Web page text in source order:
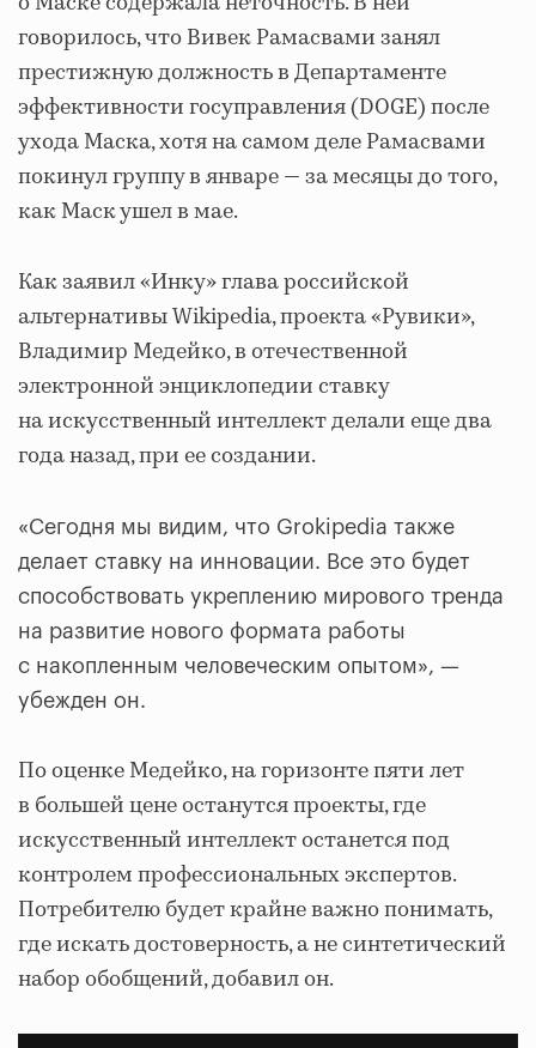
говорилось, что Вивек Рамасвами занял
престижную должность в Департаменте
эффективности госуправления (DOGE) после
ухода Маска, хотя на самом деле Рамасвами
покинул группу в январе — за месяцы до того,
как Маск ушел в мае.
Как заявил «Инку» глава российской
альтернативы Wikipedia, проекта «Рувики»,
Владимир Медейко, в отечественной
электронной энциклопедии ставку
на искусственный интеллект делали еще два
года назад, при ее создании.
«Сегодня мы видим, что Grokipedia также
делает ставку на инновации. Все это будет
способствовать укреплению мирового тренда
на развитие нового формата работы
с накопленным человеческим опытом», —
убежден он.
По оценке Медейко, на горизонте пяти лет
в большей цене останутся проекты, где
искусственный интеллект останется под
контролем профессиональных экспертов.
Потребителю будет крайне важно понимать,
где искать достоверность, а не синтетический
набор обобщений, добавил он.